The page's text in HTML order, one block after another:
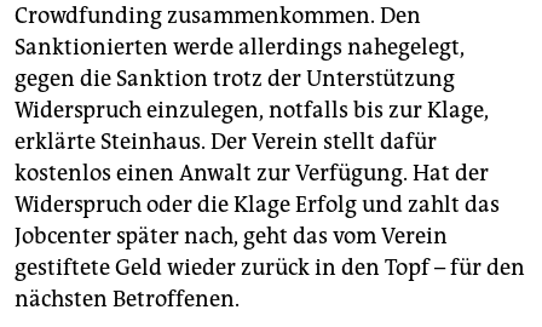
Crowdfunding zusammenkommen. Den
Sanktionierten werde allerdings nahegelegt,
gegen die Sanktion trotz der Unterstützung
Widerspruch einzulegen, notfalls bis zur Klage,
erklärte Steinhaus. Der Verein stellt dafür
kostenlos einen Anwalt zur Verfügung. Hat der
Widerspruch oder die Klage Erfolg und zahlt das
Jobcenter später nach, geht das vom Verein
gestiftete Geld wieder zurück in den Topf – für den
nächsten Betroffenen.